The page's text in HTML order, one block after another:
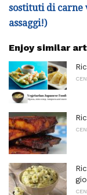
sostituti di
assaggi!)
Enjoy similar